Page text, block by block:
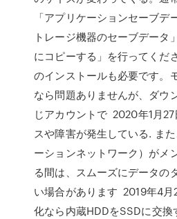
「アプリケーションセーブデ
トレージ機器のセーブデータ
にコピーする」を行ってくだ
のインストールも必要です。
なら問題ありませんが、ダウ
じアカウントで 2020年1月
スや障害が発生している. ま
ーションネットワーク）がメ
る間は、スムーズにデータの
い場合があります 2019年4月
化なら内蔵HDDをSSDに交換